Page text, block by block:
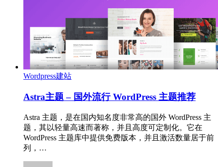
Wordpress建站
Astra主题 – 国外流行 WordPress 主题推荐
Astra 主题，是在国内知名度非常高的国外 WordPress 主
题，其以轻量高速而著称，并且高度可定制化。它在
WordPress 主题库中提供免费版本，并且激活数量居于前
列，…